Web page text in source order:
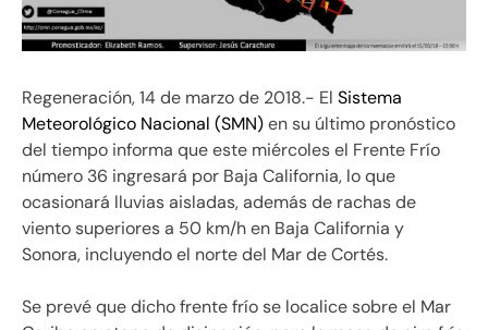
Regeneración, 14 de marzo de 2018.- El Sistema
Meteorológico Nacional (SMN)en su último pronóstico
del tiempo informa que este miércoles el Frente Frío
número 36 ingresará por Baja California, lo que
ocasionará lluvias aisladas, además de rachas de
viento superiores a 50 km/h en Baja California y
Sonora, incluyendo el norte del Mar de Cortés.
Se prevé que dicho frente frío se localice sobre el Mar